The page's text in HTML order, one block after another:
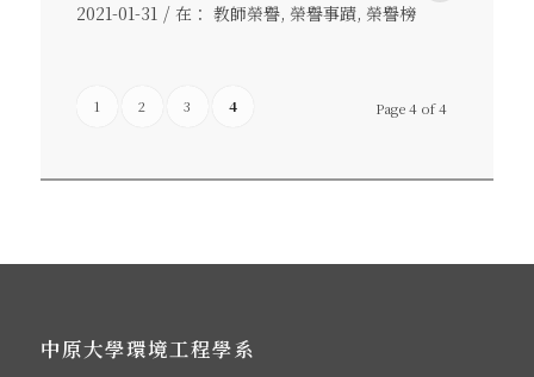
2021-01-31 / 在： 教師榮譽, 榮譽事蹟, 榮譽榜
Page 4 of 4
1 2 3 4
中原大學環境工程學系